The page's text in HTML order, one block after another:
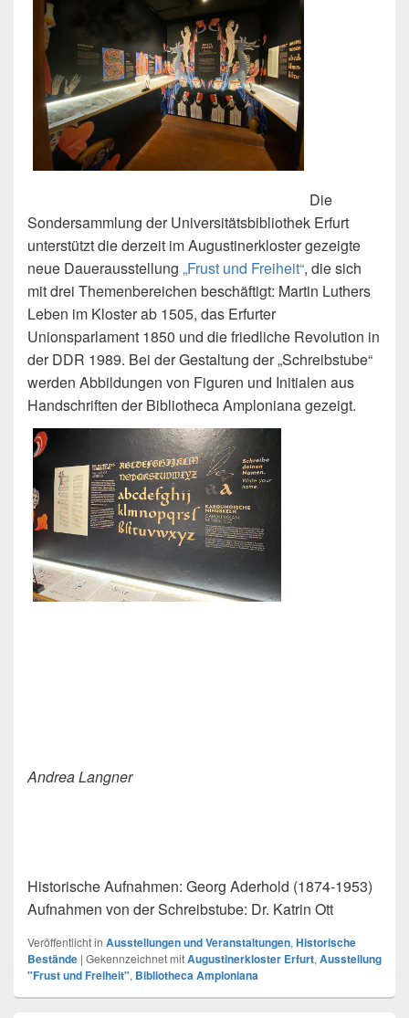
Die
Sondersammlung der Universitätsbibliothek Erfurt
unterstützt die derzeit im Augustinerkloster gezeigte
neue Dauerausstellung „Frust und Freiheit“, die sich
mit drei Themenbereichen beschäftigt: Martin Luthers
Leben im Kloster ab 1505, das Erfurter
Unionsparlament 1850 und die friedliche Revolution in
der DDR 1989. Bei der Gestaltung der „Schreibstube“
werden Abbildungen von Figuren und Initialen aus
Handschriften der Bibliotheca Amploniana gezeigt.
Andrea Langner
Historische Aufnahmen: Georg Aderhold (1874-1953)
Aufnahmen von der Schreibstube: Dr. Katrin Ott
Veröffentlicht in Ausstellungen und Veranstaltungen, Historische
Bestände | Gekennzeichnet mitAugustinerkloster Erfurt, Ausstellung
"Frust und Freiheit", Bibliotheca Amploniana